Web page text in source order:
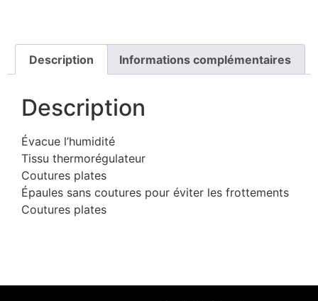
Description Informations complémentaires
Description
Évacue l’humidité
Tissu thermorégulateur
Coutures plates
Épaules sans coutures pour éviter les frottements
Coutures plates